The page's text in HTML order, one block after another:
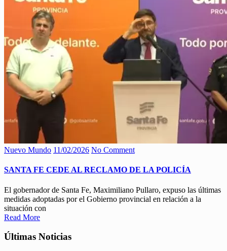
Nuevo Mundo 11/02/2026 No Comment
SANTA FE CEDE AL RECLAMO DE LA POLICÍA
El gobernador de Santa Fe, Maximiliano Pullaro, expuso las últimas
medidas adoptadas por el Gobierno provincial en relación a la
situación con
Read More
Últimas Noticias